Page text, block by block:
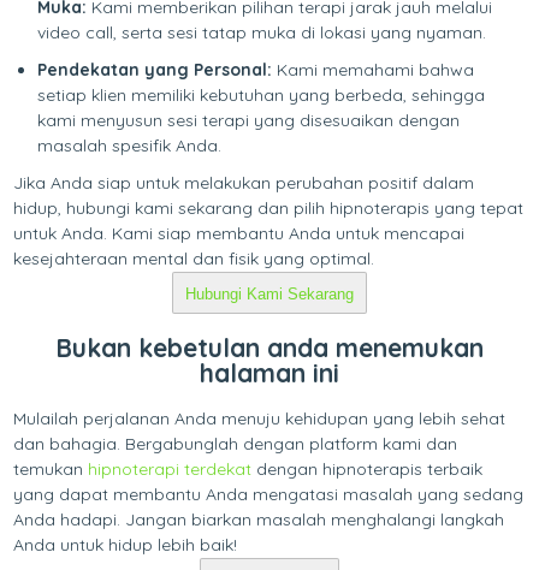
Muka: Kami memberikan pilihan terapi jarak jauh melalui
video call, serta sesi tatap muka di lokasi yang nyaman.
Pendekatan yang Personal: Kami memahami bahwa
setiap klien memiliki kebutuhan yang berbeda, sehingga
kami menyusun sesi terapi yang disesuaikan dengan
masalah spesifik Anda.
Jika Anda siap untuk melakukan perubahan positif dalam
hidup, hubungi kami sekarang dan pilih hipnoterapis yang tepat
untuk Anda. Kami siap membantu Anda untuk mencapai
kesejahteraan mental dan fisik yang optimal.
Hubungi Kami Sekarang
Bukan kebetulan anda menemukan
halaman ini
Mulailah perjalanan Anda menuju kehidupan yang lebih sehat
dan bahagia. Bergabunglah dengan platform kami dan
temukan hipnoterapi terdekat dengan hipnoterapis terbaik
yang dapat membantu Anda mengatasi masalah yang sedang
Anda hadapi. Jangan biarkan masalah menghalangi langkah
Anda untuk hidup lebih baik!